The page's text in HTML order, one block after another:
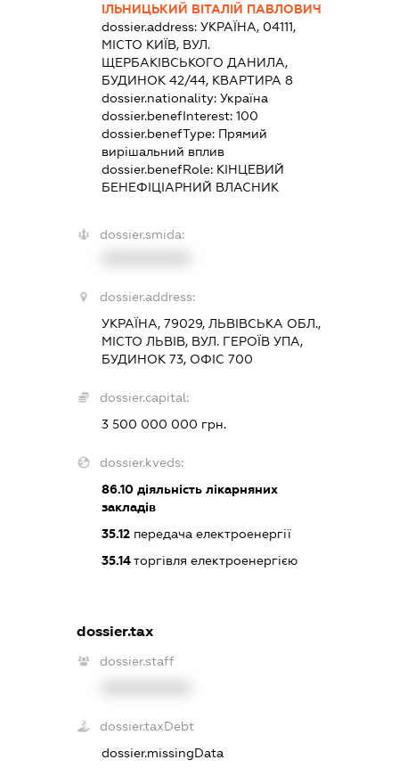
ІЛЬНИЦЬКИЙ ВІТАЛІЙ ПАВЛОВИЧ
dossier.address:УКРАЇНА, 04111,
МІСТО КИЇВ, ВУЛ.
ЩЕРБАКІВСЬКОГО ДАНИЛА,
БУДИНОК 42/44, КВАРТИРА 8
dossier.nationality:Україна
dossier.benefInterest:100
dossier.benefType: Прямий
вирішальний вплив
dossier.benefRole: КІНЦЕВИЙ
БЕНЕФІЦІАРНИЙ ВЛАСНИК
dossier.smida:
dossier.address:
УКРАЇНА, 79029, ЛЬВІВСЬКА ОБЛ.,
МІСТО ЛЬВІВ, ВУЛ. ГЕРОЇВ УПА,
БУДИНОК 73, ОФІС 700
dossier.capital:
3 500 000 000 грн.
dossier.kveds:
86.10 діяльність лікарняних
закладів
35.12 передача електроенергії
35.14торгівля електроенергією
dossier.tax
dossier.staff
dossier.taxDebt
dossier.missingData